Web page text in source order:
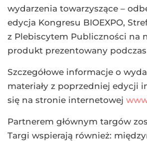
wydarzenia towarzyszące –
edycja Kongresu BIOEXPO,
z Plebiscytem Publiczności na
produkt prezentowany
Szczegółowe informacje o
materiały z poprzedniej edycji
się na stronie internetowej
Partnerem głównym targów
Targi wspierają również: